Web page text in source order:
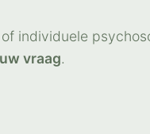
individuele
vraag.